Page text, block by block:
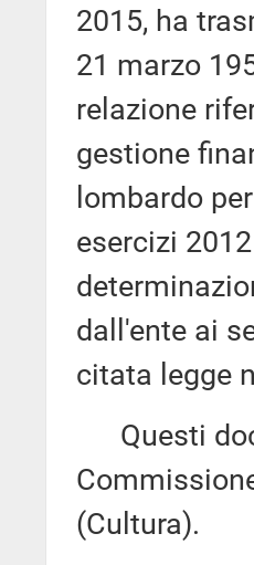
2015, ha
21 marzo
relazione
gestione
lombardo
esercizi
dall'ente ai
citata legge
Questi
(Cultura).